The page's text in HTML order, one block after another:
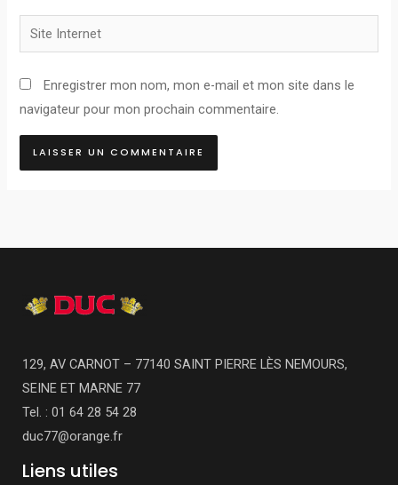
Site
Internet
Enregistrer mon nom, mon e-mail et mon site dans le
navigateur pour mon prochain commentaire.
129, AV CARNOT – 77140 SAINT PIERRE LÈS NEMOURS,
SEINE ET MARNE 77
Tel. : 01 64 28 54 28
duc77@orange.fr
Liens utiles